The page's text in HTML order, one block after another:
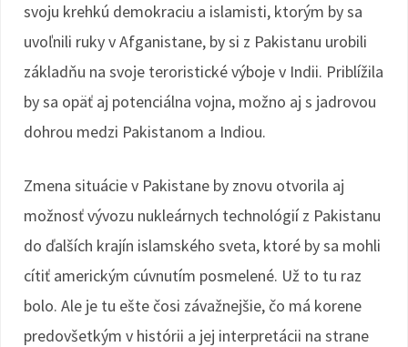
svoju krehkú demokraciu a islamisti, ktorým by sa
uvoľnili ruky v Afganistane, by si z Pakistanu urobili
základňu na svoje teroristické výboje v Indii. Priblížila
by sa opäť aj potenciálna vojna, možno aj s jadrovou
dohrou medzi Pakistanom a Indiou.
Zmena situácie v Pakistane by znovu otvorila aj
možnosť vývozu nukleárnych technológií z Pakistanu
do ďalších krajín islamského sveta, ktoré by sa mohli
cítiť americkým cúvnutím posmelené. Už to tu raz
bolo. Ale je tu ešte čosi závažnejšie, čo má korene
predovšetkým v histórii a jej interpretácii na strane